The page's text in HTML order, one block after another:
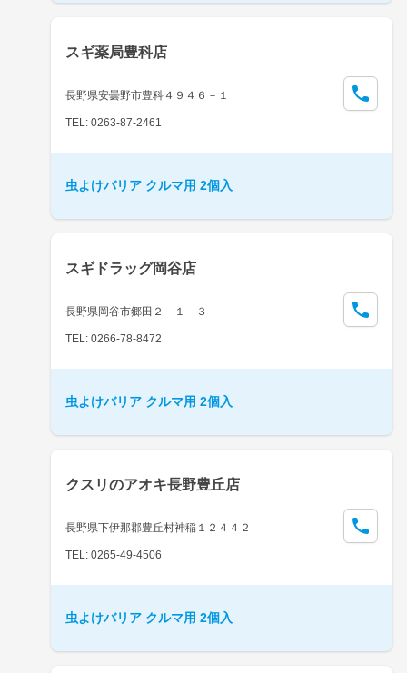
スギ薬局豊科店
長野県安曇野市豊科４９４６－１
TEL: 0263-87-2461
虫よけバリア クルマ用 2個入
スギドラッグ岡谷店
長野県岡谷市郷田２－１－３
TEL: 0266-78-8472
虫よけバリア クルマ用 2個入
クスリのアオキ長野豊丘店
長野県下伊那郡豊丘村神稲１２４４２
TEL: 0265-49-4506
虫よけバリア クルマ用 2個入